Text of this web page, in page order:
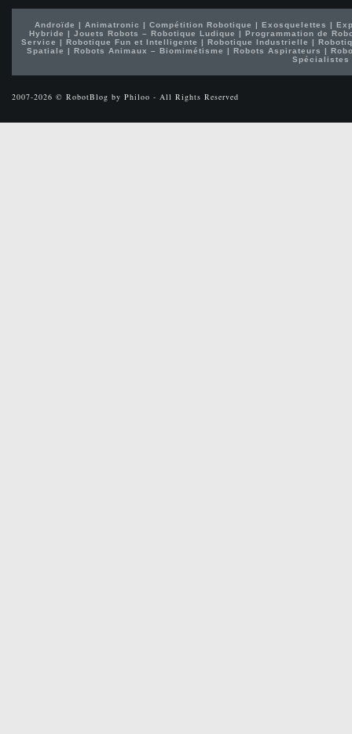
Androïde | Animatronic | Compétition Robotique | Exosquelettes |
Hybride |Jouets Robots – Robotique Ludique |Programmation de
Service | Robotique Fun et Intelligente | Robotique Industrielle |
Spatiale | Robots Animaux – Biomimétisme | Robots Aspirateurs |
Spécialistes
2007-2026 © RobotBlog by Philoo - All Rights Reserved